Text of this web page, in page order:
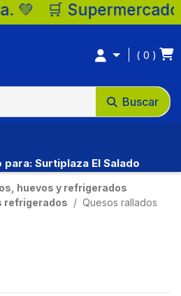
la
Buscar
0
Surtiplaza El Salado
huevos y refrigerados
refrigerados
Quesos rallados